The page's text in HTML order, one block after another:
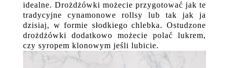
idealne. Drożdżówki możecie przygotować jak te
tradycyjne cynamonowe rollsy lub tak jak ja
dzisiaj, w formie słodkiego chlebka. Ostudzone
drożdżówki dodatkowo możecie polać lukrem,
czy syropem klonowym jeśli lubicie.